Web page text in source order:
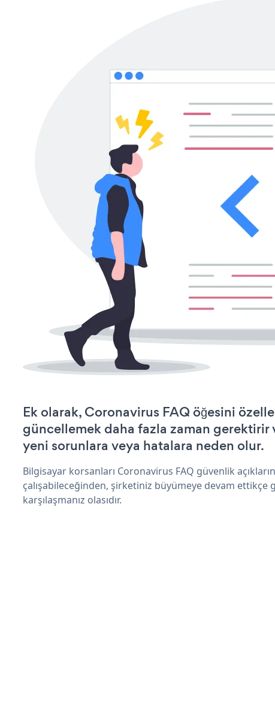
Ek olarak, Coronavirus FAQ öğesini
güncellemek daha fazla zaman gerektirir
yeni sorunlara veya hatalara neden olur.
Bilgisayar korsanları Coronavirus FAQ güvenlik
çalışabileceğinden, şirketiniz büyümeye devam ettikçe
karşılaşmanız olasıdır.